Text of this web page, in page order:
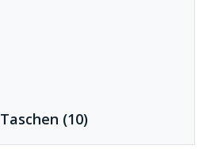
Taschen (10)